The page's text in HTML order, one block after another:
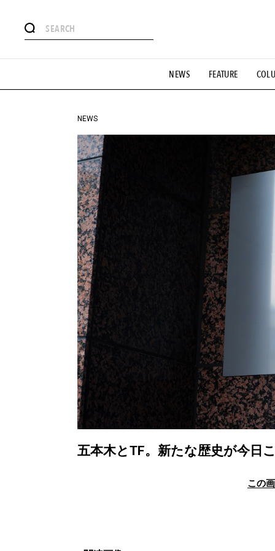
NEWS FEATURE
#憧れの逸品 #ESSENTIAL
#GH 銘品の所以 #フイナムのYouTube #Commune H
#HANDSOME HANDBOOK
NEWS
五本木とTF。新たな歴史が今日
この